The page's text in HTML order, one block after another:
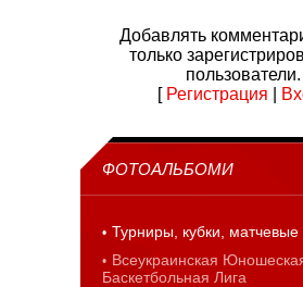
Добавлять
только
пользователи.
[ Регистрация
ФОТОАЛЬБОМИ
Турниры, кубки, матчевые
Всеукраинская
Баскетбольная Лига